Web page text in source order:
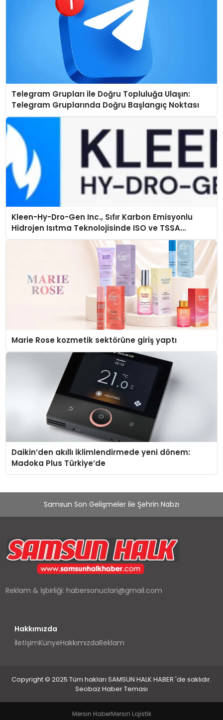
Telegram Grupları ile Doğru Topluluğa Ulaşın:
Telegram Gruplarında Doğru Başlangıç Noktası
Kleen-Hy-Dro-Gen Inc., Sıfır Karbon Emisyonlu
Hidrojen Isıtma Teknolojisinde ISO ve TSSA
Düzenleyici Onaylarını Aldı
Marie Rose kozmetik sektörüne giriş yaptı
Daikin’den akıllı iklimlendirmede yeni dönem:
Madoka Plus Türkiye’de
Samsun Son Gelişmeler ile Şehrin Nabzı
Reklam & İşbirliği:habersonuclari@gmail.com
Hakkımızda
İletişimKünyeHakkımızdaReklam
Copyright © 2025 Tüm hakları SAMSUN HALK HABER 'de saklıdır.
Seobaz Haber Teması
Mersin HaberMersin Lojistik